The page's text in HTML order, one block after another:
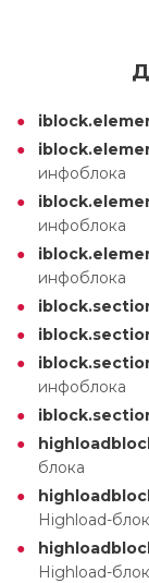
инфоблока
инфоблока
инфоблока
инфоблока
блока
Highload-
Highload-